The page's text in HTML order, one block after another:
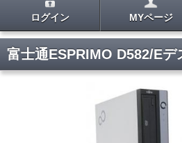
ログイン MYページ